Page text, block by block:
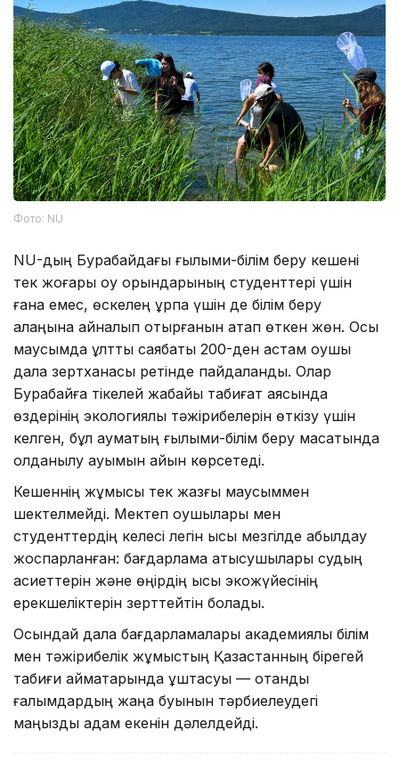
Фото: NU
NU-дың Бурабайдағы ғылыми-білім беру кешені
тек жоғары оқу орындарының студенттері үшін
ғана емес, өскелең ұрпақ үшін де білім беру
алаңына айналып отырғанын атап өткен жөн. Осы
маусымда ұлттық саябақты 200-ден астам оқушы
дала зертханасы ретінде пайдаланды. Олар
Бурабайға тікелей жабайы табиғат аясында
өздерінің экологиялық тәжірибелерін өткізу үшін
келген, бұл аумақтың ғылыми-білім беру мақсатында
қолданылу ауқымын айқын көрсетеді.
Кешеннің жұмысы тек жазғы маусыммен
шектелмейді. Мектеп оқушылары мен
студенттердің келесі легін қысқы мезгілде қабылдау
жоспарланған: бағдарлама қатысушылары судың
қасиеттерін және өңірдің қысқы экожүйесінің
ерекшеліктерін зерттейтін болады.
Осындай дала бағдарламалары академиялық білім
мен тәжірибелік жұмыстың Қазақстанның бірегей
табиғи аймақтарында ұштасуы — отандық
ғалымдардың жаңа буынын тәрбиелеудегі
маңызды қадам екенін дәлелдейді.